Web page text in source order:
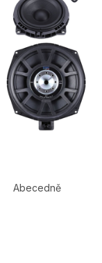
Abecedně